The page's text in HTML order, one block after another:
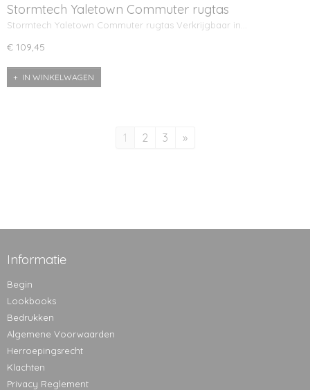
Stormtech Yaletown Commuter rugtas
Stormtech Yaletown Commuter rugtas Verkrijgbaar in…
€ 109,45
IN WINKELWAGEN
1 2 3 »
Informatie
Begin
Lookbooks
Bedrukken
Algemene Voorwaarden
Herroepingsrecht
Klachten
Privacy Reglement